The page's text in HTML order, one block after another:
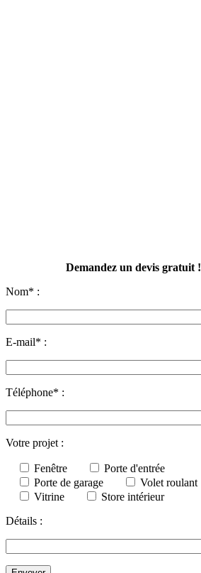
Demandez un devis gratuit !
Nom* :
E-mail* :
Téléphone* :
Votre projet :
Fenêtre
Porte d'entrée
Porte de garage
Volet roulant
Vitrine
Store intérieur
Détails :